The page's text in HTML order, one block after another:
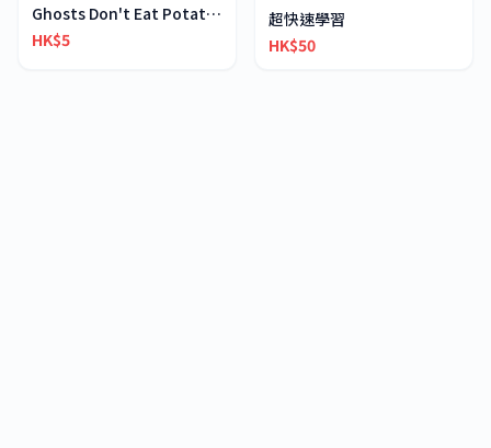
Ghosts Don't Eat Potato Chips
HK$5
超快速學習
HK$50